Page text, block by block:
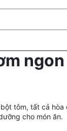
ngon
tôm, tất cả
cho món ăn.